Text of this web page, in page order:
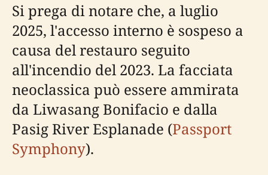
Si prega di notare che, a luglio
2025, l'accesso interno è sospeso a
causa del restauro seguito
all'incendio del 2023. La facciata
neoclassica può essere ammirata
da Liwasang Bonifacio e dalla
Pasig River Esplanade (Passport
Symphony).